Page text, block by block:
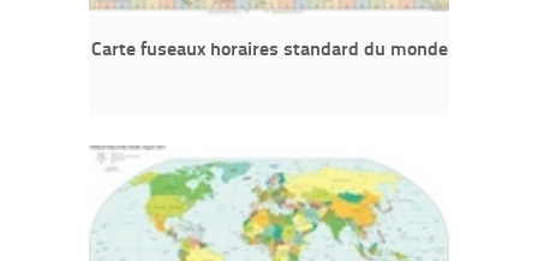
Carte fuseaux horaires standard du monde